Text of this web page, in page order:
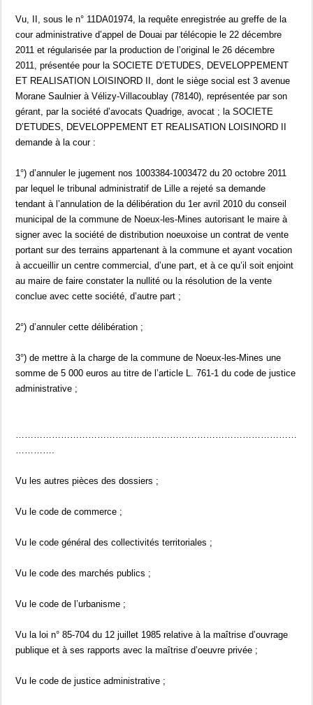
Vu, II, sous le n° 11DA01974, la requête enregistrée au greffe de la
cour administrative d’appel de Douai par télécopie le 22 décembre
2011 et régularisée par la production de l’original le 26 décembre
2011, présentée pour la SOCIETE D’ETUDES, DEVELOPPEMENT
ET REALISATION LOISINORD II, dont le siège social est 3 avenue
Morane Saulnier à Vélizy-Villacoublay (78140), représentée par son
gérant, par la société d’avocats Quadrige, avocat ; la SOCIETE
D’ETUDES, DEVELOPPEMENT ET REALISATION LOISINORD II
demande à la cour :
1°) d’annuler le jugement nos 1003384-1003472 du 20 octobre 2011
par lequel le tribunal administratif de Lille a rejeté sa demande
tendant à l’annulation de la délibération du 1er avril 2010 du conseil
municipal de la commune de Noeux-les-Mines autorisant le maire à
signer avec la société de distribution noeuxoise un contrat de vente
portant sur des terrains appartenant à la commune et ayant vocation
à accueillir un centre commercial, d’une part, et à ce qu’il soit enjoint
au maire de faire constater la nullité ou la résolution de la vente
conclue avec cette société, d’autre part ;
2°) d’annuler cette délibération ;
3°) de mettre à la charge de la commune de Noeux-les-Mines une
somme de 5 000 euros au titre de l’article L. 761-1 du code de justice
administrative ;
Vu les autres pièces des dossiers ;
Vu le code de commerce ;
Vu le code général des collectivités territoriales ;
Vu le code des marchés publics ;
Vu le code de l’urbanisme ;
Vu la loi n° 85-704 du 12 juillet 1985 relative à la maîtrise d’ouvrage
publique et à ses rapports avec la maîtrise d’oeuvre privée ;
Vu le code de justice administrative ;